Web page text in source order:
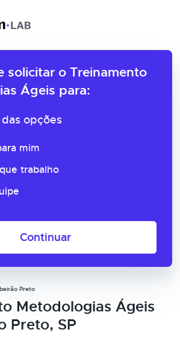
solicitar o Treinamento
Ágeis para:
opções
mim
trabalho
Continuar
Preto
Metodologias Ágeis
Preto, SP